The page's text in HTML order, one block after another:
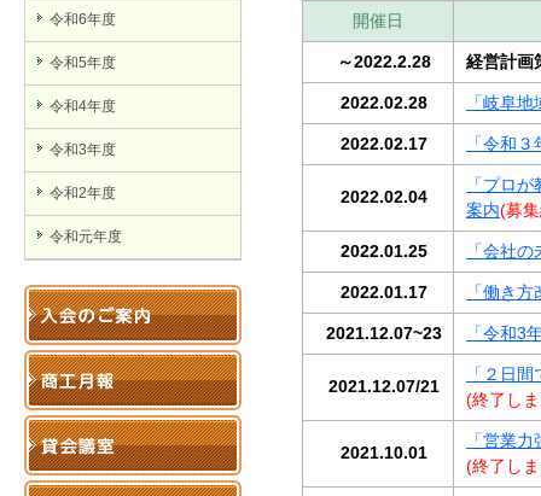
令和6年度
令和5年度
令和4年度
令和3年度
令和2年度
令和元年度
開催日
～2022.2.28 経営計画
2022.02.28 「岐阜
2022.02.17 「令和
2022.02.04
「プロ
案内(募
2022.01.25 「会社
2022.01.17 「働き
2021.12.07~23 「令和3
2021.12.07/21
「２日
(終了し
2021.10.01
「営業
(終了し